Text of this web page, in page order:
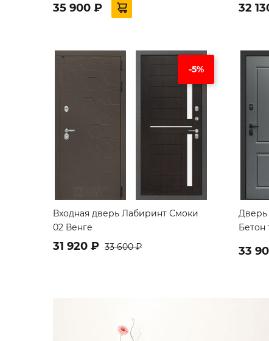
35 900 ₽ 32
-5%
Входная дверь Лабиринт Смоки
02 Венге
31 920 ₽ 33 600 ₽
Дверь
Бетон
33